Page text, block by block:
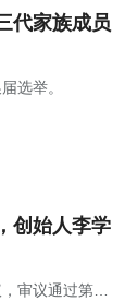
代家族成员
选举。
创始人李学
审议通过第七